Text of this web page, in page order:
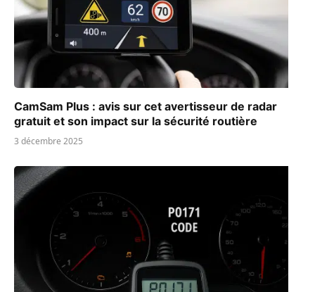
CamSam Plus : avis sur cet avertisseur de radar
gratuit et son impact sur la sécurité routière
3 décembre 2025